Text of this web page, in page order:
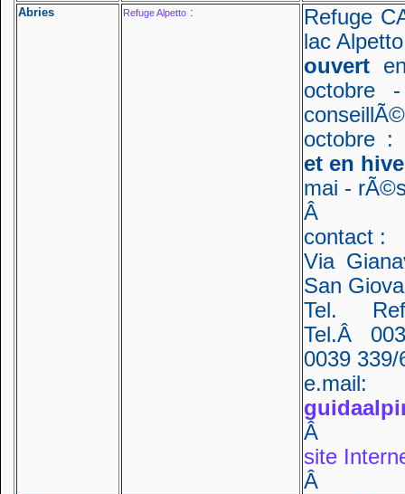
Abries Refuge Alpetto :
Refuge
lac
ouvert
octobre
octobre :
et en
mai -
Â
contact :
Via
San
Tel.
Tel.Â
0039 339/
e.mail:
Â
site
Â